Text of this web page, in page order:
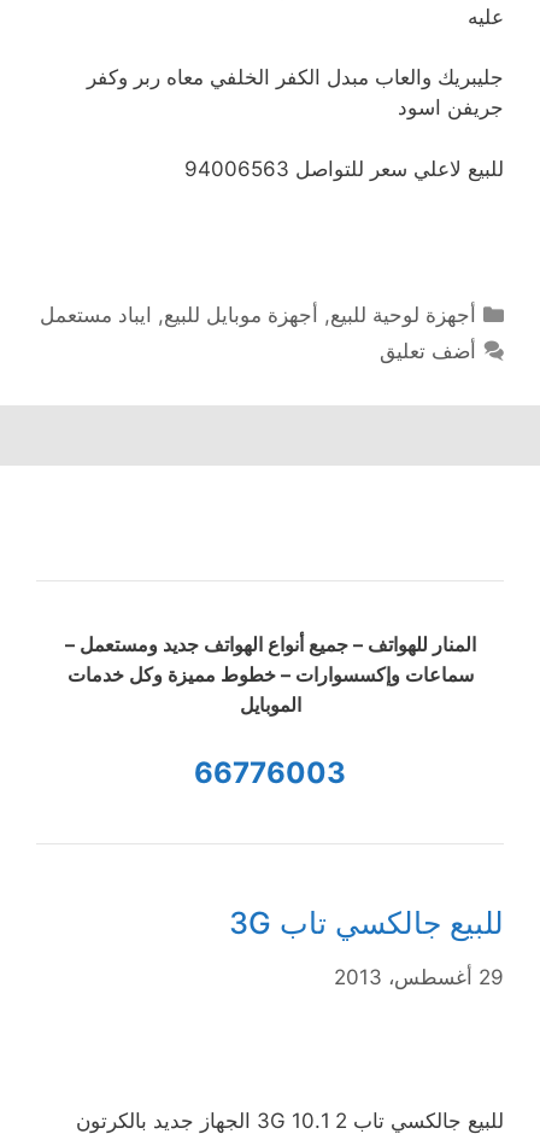
عليه
جليبريك والعاب مبدل الكفر الخلفي معاه ربر وكفر
جريفن اسود
للبيع لاعلي سعر للتواصل 94006563
التصنيفات
أجهزة لوحية للبيع, أجهزة موبايل للبيع, ايباد مستعمل
أضف تعليق
المنار للهواتف – جميع أنواع الهواتف جديد ومستعمل –
سماعات وإكسسوارات – خطوط مميزة وكل خدمات
الموبايل
66776003
للبيع جالكسي تاب 3G
29 أغسطس، 2013
للبيع جالكسي تاب 2 10.1 3G الجهاز جديد بالكرتون